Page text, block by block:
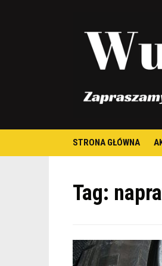
STRONA GŁÓWNA
Tag: